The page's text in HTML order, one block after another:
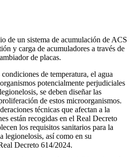
de un sistema de acumulación de ACS
y carga de acumuladores a través de
de placas.
de temperatura, el agua
potencialmente perjudiciales
se deben diseñar las
de estos microorganismos.
técnicas que afectan a la
están recogidas en el Real Decreto
los requisitos sanitarios para la
legionelosis, así como en su
Decreto 614/2024.